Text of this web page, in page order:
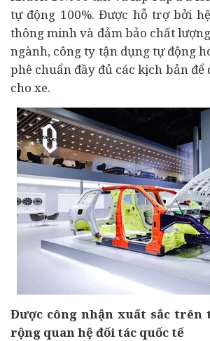
tự động 100%. Được hỗ trợ bởi
thông minh và đảm bảo chất
ngành, công ty tận dụng tự động
phê chuẩn đầy đủ các kịch bản để
cho xe.
Được công nhận xuất sắc trên
rộng quan hệ đối tác quốc tế